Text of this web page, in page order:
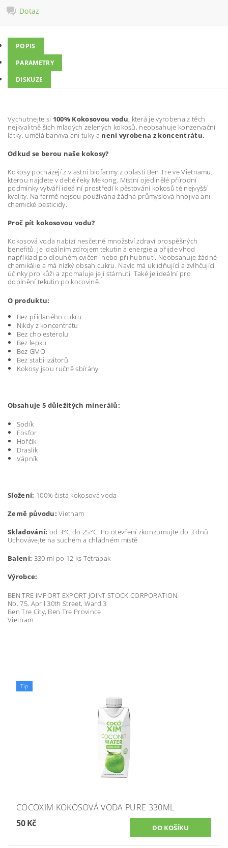
Dotaz
POPIS
PARAMETRY
DISKUZE
Vychutnejte si 100% Kokosovou vodu, která je vyrobena z těch
nejkvalitnějších mladých zelených kokosů, neobsahuje konzervační
látky, umělá barviva ani tuky a není vyrobena z koncentrátu.
Odkud se berou naše kokosy?
Kokosy pocházejí z vlastní biofarmy z oblasti Ben Tre ve Vietnamu,
kterou najdete v deltě řeky Mekong. Místní ojedinělé přírodní
podmínky vytváří ideální prostředí k pěstování kokosů té nejvyšší
kvality. Na farmě nejsou používána žádná průmyslová hnojiva ani
chemické pesticidy.
Proč pít kokosovou vodu?
Kokosová voda nabízí nesčetné množství zdraví prospěšných
benefitů. Je ideálním zdrojem tekutin a energie a přijde vhod
například po dlouhém cvičení nebo při hubnutí. Neobsahuje žádné
chemikálie a má nízký obsah cukru. Navíc má uklidňující a zvlhčující
účinky pro kůži a zpomaluje její stárnutí. Také je ideální pro
doplnění tekutin po kocovině.
O produktu:
Bez přidaného cukru
Nikdy z koncentrátu
Bez cholesterolu
Bez lepku
Bez GMO
Bez stabilizátorů
Kokosy jsou ručně sbírány
Obsahuje 5 důležitých minerálů:
Sodík
Fosfor
Hořčík
Draslík
Vápník
Složení: 100% čistá kokosová voda
Země původu: Vietnam
Skladování: od 3°C do 25°C. Po otevření zkonzumujte do 3 dnů.
Uchovávejte na suchém a chladném místě
Balení: 330 ml po 12 ks Tetrapak
Výrobce:
BEN TRE IMPORT EXPORT JOINT STOCK CORPORATION
No. 75, April 30th Street, Ward 3
Ben Tre City, Ben Tre Province
Vietnam
Tip
COCOXIM KOKOSOVÁ VODA PURE 330ML
50 Kč